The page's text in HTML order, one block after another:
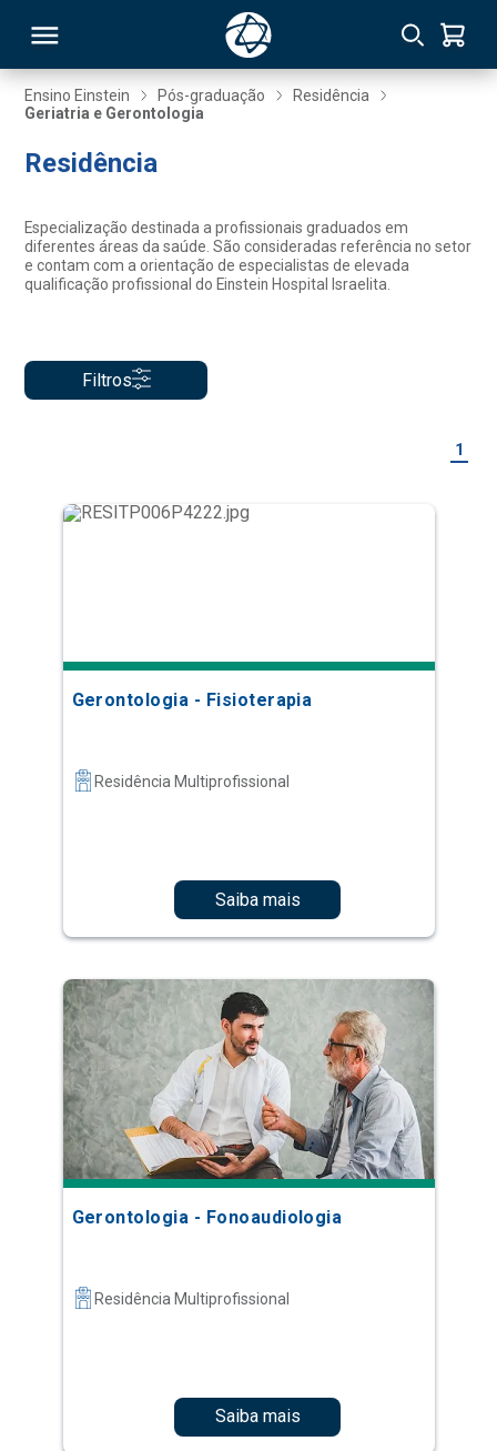
Ensino Einstein Pós-graduação
Residência
Geriatria e Gerontologia
Residência
Especialização destinada a profissionais graduados em
diferentes áreas da saúde. São consideradas referência no setor
e contam com a orientação de especialistas de elevada
qualificação profissional do Einstein Hospital Israelita.
Filtros
1
Gerontologia - Fisioterapia
Residência Multiprofissional
Saiba mais
Gerontologia - Fonoaudiologia
Residência Multiprofissional
Saiba mais